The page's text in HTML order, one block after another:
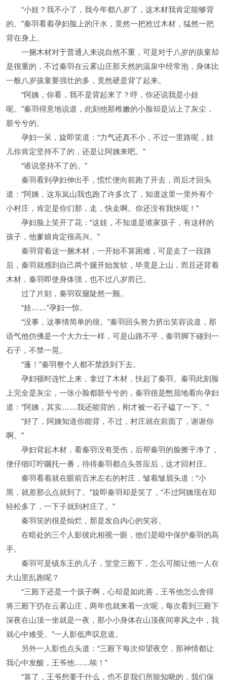
“小娃？我不小了，我今年都八岁了，这木材我肯定能够背
的。”秦羽看着孕妇脸上的汗水，竟然一把抢过木材，猛然一把
背在身上。
一捆木材对于普通人来说自然不重，可是对于八岁的孩童却
是很重的，不过秦羽在云雾山庄那天然的温泉中经常泡，身体比
一般八岁孩童要强壮的多，竟然硬是背了起来。
“阿姨，你看，我不是背起来了？哼，你还说我是小娃
呢。”秦羽得意地说道，此刻他那稚嫩的小脸却是沾上了灰尘，
脏兮兮的。
孕妇一呆，旋即笑道：“力气还真不小，不过一里路呢，娃
儿你肯定坚持不了的，还是让阿姨来吧。”
“谁说坚持不了的。”
秦羽看到孕妇伸出手，慌忙便向前跑了开去，而后才回头
道：“阿姨，这东岚山我也跑了许多次了，知道这里一里外有个
小村庄，肯定是你们那，走，快走啊。你还没有我快呢！”
孕妇脸上笑开了花：“这娃，不知道是谁家孩子，有这样的
孩子，他爹娘肯定很高兴。”
秦羽背着这一捆木材，一开始不算困难，可是走了一段路
后，秦羽就感到自己两个腿开始发软，毕竟是上山，而且还背着
木材，秦羽即使身体强，也不过八岁而已。
过了片刻，秦羽双腿陡然一颤。
“娃……”孕妇一惊。
“没事，这事情简单的很。”秦羽回头努力挤出笑容说道，那
语气他仿佛是一个大力士一样，可是山路不平，秦羽脚下碰到一
石子，不禁一晃。
“蓬！”秦羽整个人都不禁跌到下去。
孕妇顿时连忙上来，拿过了木材，扶起了秦羽。秦羽此刻脸
上完全是灰尘，一张小脸都脏兮兮的，秦羽很是憋屈地看向孕妇
道：“阿姨，其实……我还能背的，刚才被一石子磕了一下。”
“好了，阿姨知道你能背，不过，村庄就在前面了，谢谢你
啊。”
孕妇背起木材，看秦羽没有受伤，后帮秦羽的脸擦干净了，
便仔细叮咛嘱托一番，待得秦羽都点头答应后，这才回村庄。
秦羽看着就在眼前百米左右的村庄，皱着皱眉头道：“小
黑，就差那么点就到了。”旋即秦羽却是笑了，“不过阿姨现在却
轻松多了，一下子就到村庄了。”
秦羽笑的很是灿烂，那是发自内心的笑容。
在暗处的三个人影彼此相视一眼，他们是暗中保护秦羽的高
手。
秦羽可是镇东王的儿子，堂堂三殿下，怎么可能让他一人在
大山里乱跑呢？
“三殿下还是一个孩子啊，心却是如此善，王爷他怎么舍得
将三殿下扔在云雾山庄，两年也就来看一次呢，每次看到三殿下
深夜在山顶一坐就是一夜，那小小身体在山顶夜间寒风之中，我
就心中难受。”一人影低声叹息道。
另外一人影也点头道：“三殿下每次仰望夜空，那神情都让
我心中发酸，王爷他……唉！”
“算了，王爷想要干什么，也不是我们所能知晓的，我们保